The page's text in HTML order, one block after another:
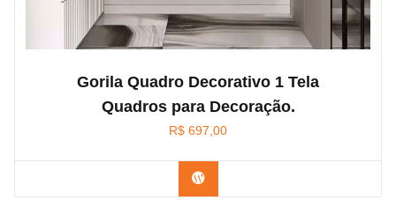
Gorila Quadro Decorativo 1 Tela
Quadros para Decoração.
R$ 697,00
Confira na Amazon